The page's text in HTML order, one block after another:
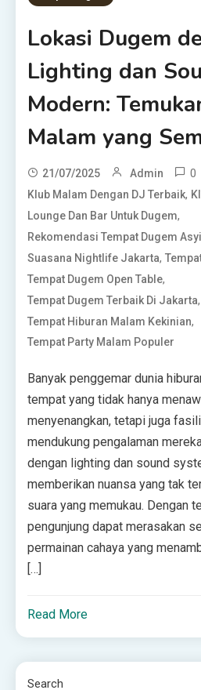
Lokasi Dugem
Lighting dan
Modern:
Malam yang
21/07/2025 Admin 0
Klub Malam Dengan DJ Terbaik,
Lounge Dan Bar Untuk Dugem,
Rekomendasi Tempat Dugem
Suasana Nightlife Jakarta,
Tempat Dugem Open Table,
Tempat Dugem Terbaik Di Jakarta,
Tempat Hiburan Malam Kekinian,
Tempat Party Malam Populer
Banyak penggemar dunia
tempat yang tidak hanya
menyenangkan, tetapi juga
mendukung pengalaman
dengan lighting dan sound
memberikan nuansa yang tak
suara yang memukau. Dengan
pengunjung dapat merasakan
permainan cahaya yang
[…]
Read More
Search